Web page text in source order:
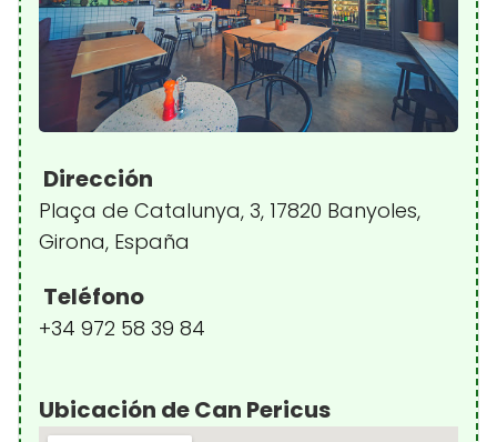
Dirección
Plaça de Catalunya, 3, 17820 Banyoles,
Girona, España
Teléfono
+34 972 58 39 84
Ubicación de Can Pericus